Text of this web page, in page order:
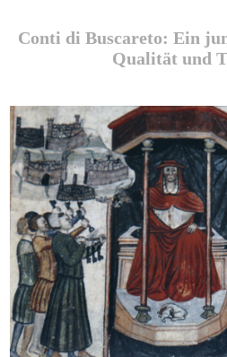
Conti di Buscareto: Ein
Qualität und